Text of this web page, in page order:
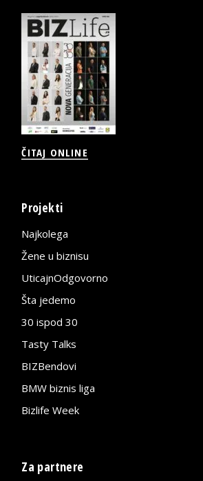
ČITAJ ONLINE
Projekti
Najkolega
Žene u biznisu
UticajnOdgovorno
Šta jedemo
30 ispod 30
Tasty Talks
BIZBendovi
BMW biznis liga
Bizlife Week
Za partnere